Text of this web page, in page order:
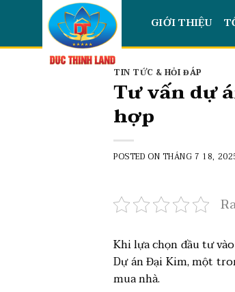
content
GIỚI THIỆU
TIN TỨC & HỎI ĐÁP
Tư vấn dự
hợp
POSTED ON THÁNG 7 18,
Khi lựa chọn đầu tư
Dự án Đại Kim, một
mua nhà.